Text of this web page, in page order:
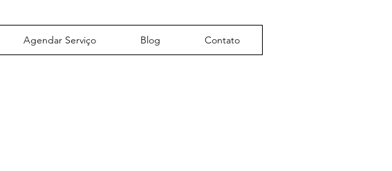
Agendar Serviço Blog Contato